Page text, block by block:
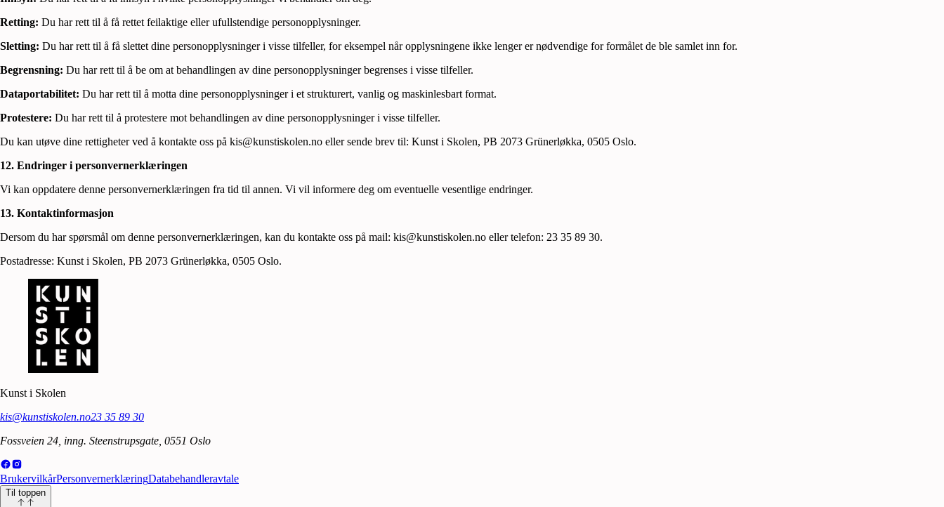
Retting: Du har rett til å få rettet feilaktige eller ufullstendige personopplysninger.
Sletting: Du har rett til å få slettet dine personopplysninger i visse tilfeller, for eksempel når opplysningene ikke lenger er nødvendige for formålet de ble samlet inn for.
Begrensning: Du har rett til å be om at behandlingen av dine personopplysninger begrenses i visse tilfeller.
Dataportabilitet: Du har rett til å motta dine personopplysninger i et strukturert, vanlig og maskinlesbart format.
Protestere: Du har rett til å protestere mot behandlingen av dine personopplysninger i visse tilfeller.
Du kan utøve dine rettigheter ved å kontakte oss på kis@kunstiskolen.no eller sende brev til: Kunst i Skolen, PB 2073 Grünerløkka, 0505 Oslo.
12. Endringer i personvernerklæringen
Vi kan oppdatere denne personvernerklæringen fra tid til annen. Vi vil informere deg om eventuelle vesentlige endringer.
13. Kontaktinformasjon
Dersom du har spørsmål om denne personvernerklæringen, kan du kontakte oss på mail: kis@kunstiskolen.no eller telefon: 23 35 89 30.
Postadresse: Kunst i Skolen, PB 2073 Grünerløkka, 0505 Oslo.
Kunst i Skolen
kis@kunstiskolen.no23 35 89 30
Fossveien 24, inng. Steenstrupsgate, 0551 Oslo
BrukervilkårPersonvernerklæringDatabehandleravtale
Til toppen